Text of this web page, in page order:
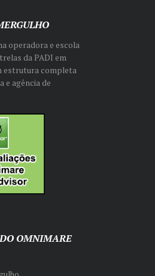
operadora e escola
da PADI em
estrutura completa
e agência de
OMNIMARE